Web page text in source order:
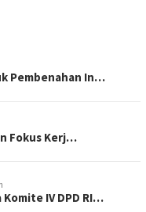
Pembenahan In…
Fokus Kerj…
IV DPD RI…